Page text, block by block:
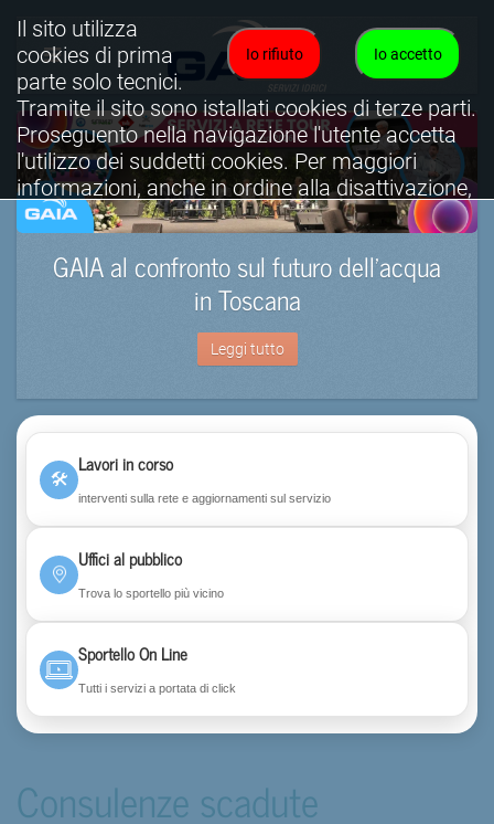
GAIA al confronto sul futuro dell’acqua
in Toscana
Leggi tutto
🛠
Lavori in corso
interventi sulla rete e aggiornamenti sul servizio
Uffici al pubblico
Trova lo sportello più vicino
Sportello On Line
Tutti i servizi a portata di click
Consulenze scadute
Io accetto
Io rifiuto
Il sito utilizza
cookies di prima
parte solo tecnici.
Tramite il sito sono istallati cookies di terze parti.
Proseguento nella navigazione l'utente accetta
l'utilizzo dei suddetti cookies. Per maggiori
informazioni, anche in ordine alla disattivazione,
è possibile consultare l'informativa cookies
completa.
Visualizza informativa completa.